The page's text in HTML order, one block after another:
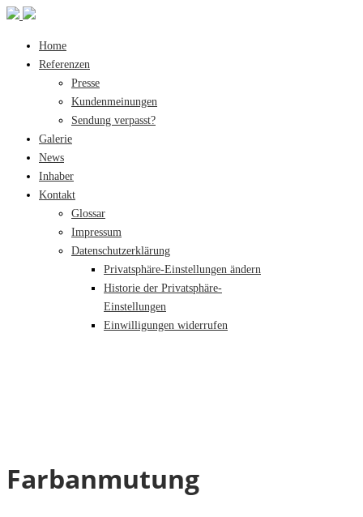
Home
Referenzen
Presse
Kundenmeinungen
Sendung verpasst?
Galerie
News
Inhaber
Kontakt
Glossar
Impressum
Datenschutzerklärung
Privatsphäre-Einstellungen ändern
Historie der Privatsphäre-
Einstellungen
Einwilligungen widerrufen
Farbanmutung